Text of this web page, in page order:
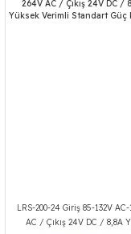
LRS-200-24 Giriş 85-132V AC-
AC / Çıkış 24V DC / 8,8A